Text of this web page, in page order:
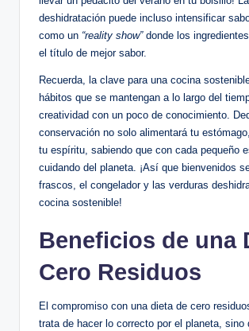
deshidratación puede incluso intensificar
como un “reality show”donde los
el título de mejor sabor.
Recuerda, la clave para una cocina
hábitos que se mantengan a lo largo del
creatividad con un poco de conocimiento.
conservación no solo alimentará tu
tu espíritu, sabiendo que con cada pequeño
cuidando del planeta. ¡Así que bienvenidos
frascos, el congelador y las verduras
cocina sostenible!
Beneficios de una
Cero Residuos
El compromiso con una dieta de cero
trata de hacer lo correcto por el planeta, sino